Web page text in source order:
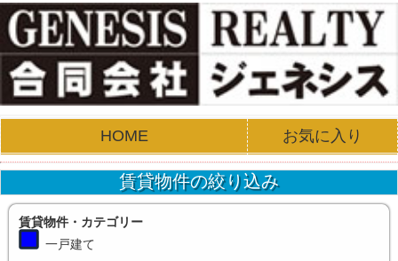
HOME お気に入り
賃貸物件の絞り込み
賃貸物件・カテゴリー
一戸建て